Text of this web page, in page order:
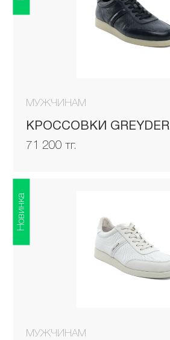
МУЖЧИНАМ
КРОССОВКИ GREYDER
71 200 тг.
МУЖЧИНАМ
Новинка